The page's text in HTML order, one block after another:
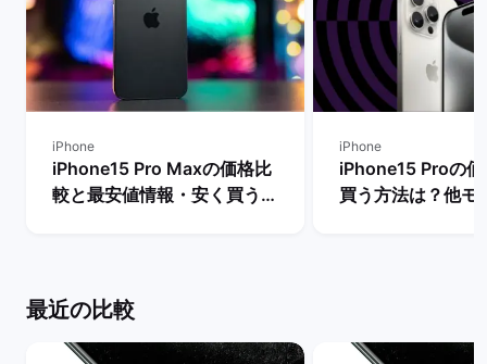
iPhone
iPhone15 Pro Maxの価格比
較と最安値情報・安く買う方
iPhone
iPhone15 Proの
買う方法は？他モ
最近の比較